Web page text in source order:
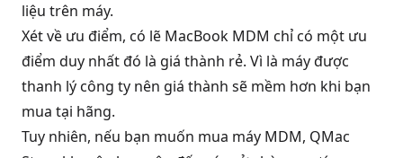
liệu trên máy.
Xét về ưu điểm, có lẽ MacBook MDM chỉ có một ưu
điểm duy nhất đó là giá thành rẻ. Vì là máy được
thanh lý công ty nên giá thành sẽ mềm hơn khi bạn
mua tại hãng.
Tuy nhiên, nếu bạn muốn mua máy MDM, QMac